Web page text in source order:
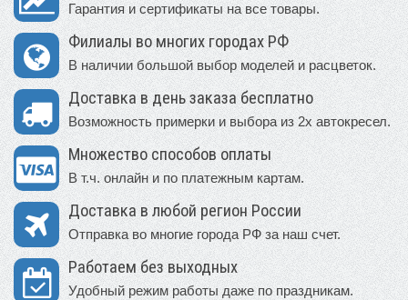
Гарантия и сертификаты на все товары.
Филиалы во многих городах РФ
В наличии большой выбор моделей и расцветок.
Доставка в день заказа бесплатно
Возможность примерки и выбора из 2х автокресел.
Множество способов оплаты
В т.ч. онлайн и по платежным картам.
Доставка в любой регион России
Отправка во многие города РФ за наш счет.
Работаем без выходных
Удобный режим работы даже по праздникам.